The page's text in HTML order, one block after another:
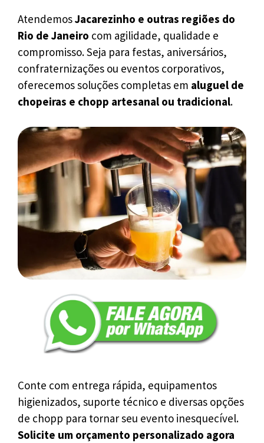
AtendemosJacarezinho e outras regiões do
Rio de Janeiro com agilidade, qualidade e
compromisso. Seja para festas, aniversários,
confraternizações ou eventos corporativos,
oferecemos soluções completas em aluguel de
chopeiras e chopp artesanal ou tradicional.
Conte com entrega rápida, equipamentos
higienizados, suporte técnico e diversas opções
de chopp para tornar seu evento inesquecível.
Solicite um orçamento personalizado agora